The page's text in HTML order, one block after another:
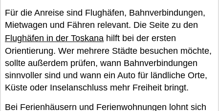
Für die Anreise sind Flughäfen, Bahnverbindungen,
Mietwagen und Fähren relevant. Die Seite zu den
Flughäfen in der Toskana hilft bei der ersten
Orientierung. Wer mehrere Städte besuchen möchte,
sollte außerdem prüfen, wann Bahnverbindungen
sinnvoller sind und wann ein Auto für ländliche Orte,
Küste oder Inselanschluss mehr Freiheit bringt.
Bei Ferienhäusern und Ferienwohnungen lohnt sich